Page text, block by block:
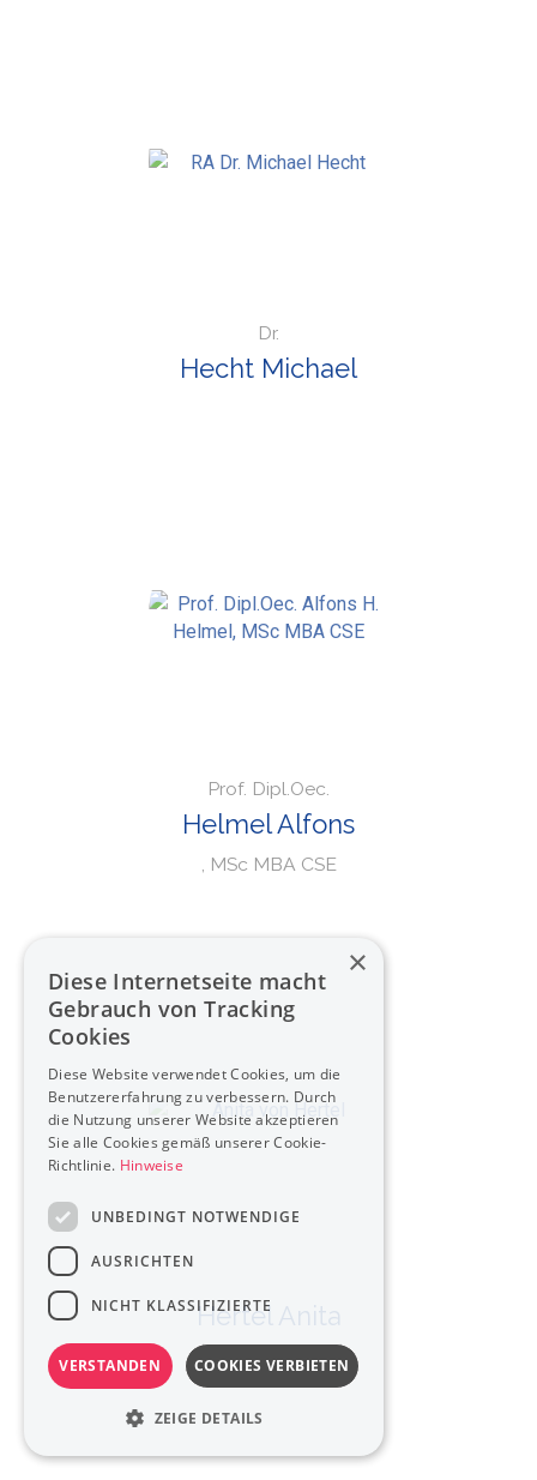
Dr.
Hecht Michael
Prof. Dipl.Oec.
Helmel Alfons
, MSc MBA CSE
Hertel Anita
×
Diese Internetseite macht
Gebrauch von Tracking
Cookies
Diese Website verwendet Cookies, um die
Benutzererfahrung zu verbessern. Durch
die Nutzung unserer Website akzeptieren
Sie alle Cookies gemäß unserer Cookie-
Richtlinie. Hinweise
UNBEDINGT NOTWENDIGE
AUSRICHTEN
NICHT KLASSIFIZIERTE
VERSTANDEN COOKIES VERBIETEN
ZEIGE DETAILS